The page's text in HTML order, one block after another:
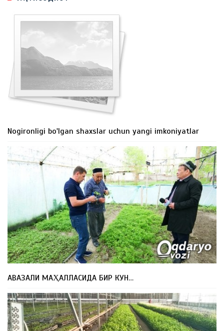
Nogironligi bo'lgan shaxslar uchun yangi imkoniyatlar
АВАЗАЛИ МАҲАЛЛАСИДА БИР КУН…